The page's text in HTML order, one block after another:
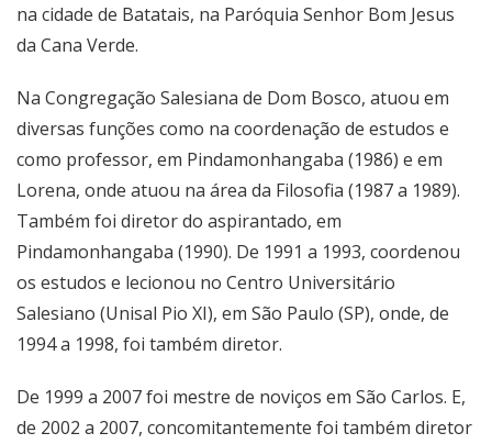
na cidade de Batatais, na Paróquia Senhor Bom Jesus
da Cana Verde.
Na Congregação Salesiana de Dom Bosco, atuou em
diversas funções como na coordenação de estudos e
como professor, em Pindamonhangaba (1986) e em
Lorena, onde atuou na área da Filosofia (1987 a 1989).
Também foi diretor do aspirantado, em
Pindamonhangaba (1990). De 1991 a 1993, coordenou
os estudos e lecionou no Centro Universitário
Salesiano (Unisal Pio XI), em São Paulo (SP), onde, de
1994 a 1998, foi também diretor.
De 1999 a 2007 foi mestre de noviços em São Carlos. E,
de 2002 a 2007, concomitantemente foi também diretor